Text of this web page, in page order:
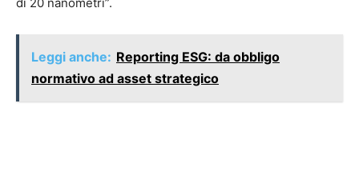
Leggi anche: Reporting ESG: da obbligo
normativo ad asset strategico